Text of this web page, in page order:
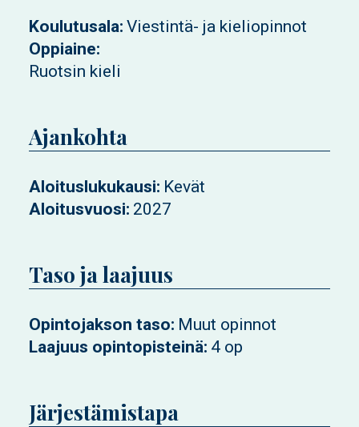
Koulutusala Viestintä- ja kieliopinnot
Oppiaine
Ruotsin kieli
Ajankohta
Aloituslukukausi Kevät
Aloitusvuosi 2027
Taso ja laajuus
Opintojakson taso Muut opinnot
Laajuus opintopisteinä 4 op
Järjestämistapa